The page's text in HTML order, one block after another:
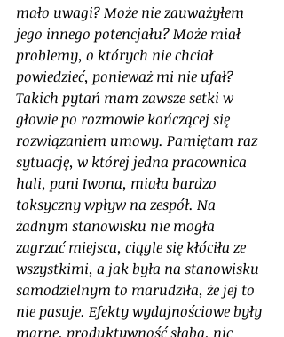
mało uwagi? Może nie zauważyłem
jego innego potencjału? Może miał
problemy, o których nie chciał
powiedzieć, ponieważ mi nie ufał?
Takich pytań mam zawsze setki w
głowie po rozmowie kończącej się
rozwiązaniem umowy. Pamiętam raz
sytuację, w której jedna pracownica
hali, pani Iwona, miała bardzo
toksyczny wpływ na zespół. Na
żadnym stanowisku nie mogła
zagrzać miejsca, ciągle się kłóciła ze
wszystkimi, a jak była na stanowisku
samodzielnym to marudziła, że jej to
nie pasuje. Efekty wydajnościowe były
marne, produktywność słaba, nic